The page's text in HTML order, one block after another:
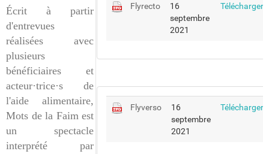
Écrit à partir
d'entrevues
réalisées avec
plusieurs
bénéficiaires et
acteur·trice·s de
l'aide alimentaire,
Mots de la Faim est
un spectacle
interprété par
Flyrecto
16
septembre
2021
Télécharger
Flyverso
16
septembre
2021
Télécharger